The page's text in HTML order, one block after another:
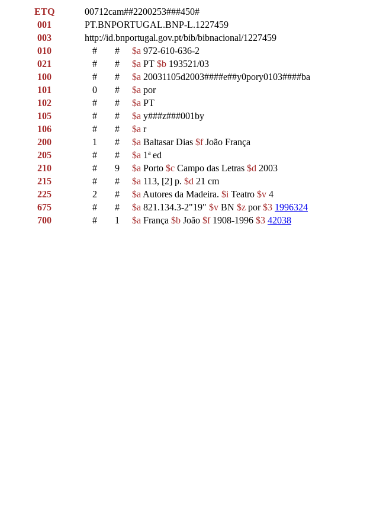
ETQ
00712cam##2200253###450#
001
PT.BNPORTUGAL.BNP-L.1227459
003
http://id.bnportugal.gov.pt/bib/bibnacional/1227459
010
# # $a 972-610-636-2
021
# # $a PT $b 193521/03
100
# # $a 20031105d2003####e##y0pory0103####ba
101
0 # $a por
102
# # $a PT
105
# # $a y###z###001by
106
# # $a r
200
1 # $a Baltasar Dias $fJoão França
205
# # $a 1ª ed
210
# 9 $a Porto $c Campo das Letras $d 2003
215
# # $a 113, [2] p. $d 21 cm
225
2 # $a Autores da Madeira. $i Teatro $v 4
675
# # $a 821.134.3-2"19" $v BN $z por$3 1996324
700
# 1 $a França $b João $f1908-1996 $3 42038